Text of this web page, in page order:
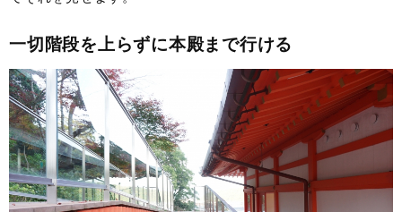
一切階段を上らずに本殿まで行ける